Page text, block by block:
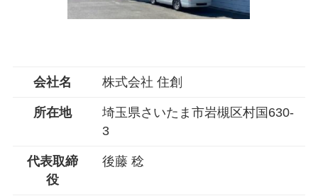
会社名 株式会社 住創
所在地
埼玉県さいたま市岩槻区村国630-
3
代表取締
役
後藤 稔